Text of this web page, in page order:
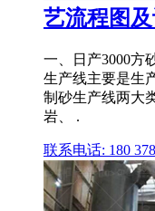
艺流程图
一、日产3000方
生产线主要是生
制砂生产线两大
岩、 .
联系电话: 180